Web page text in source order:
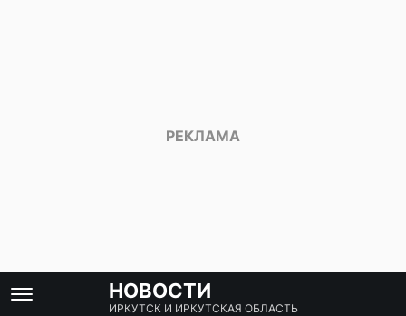
НОВОСТИ
ИРКУТСК И ИРКУТСКАЯ ОБЛАСТЬ